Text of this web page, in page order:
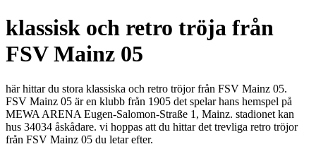
klassisk och retro tröja från
FSV Mainz 05
här hittar du stora klassiska och retro tröjor från FSV Mainz 05.
FSV Mainz 05 är en klubb från 1905 det spelar hans hemspel på
MEWA ARENA Eugen-Salomon-Straße 1, Mainz. stadionet kan
hus 34034 åskådare. vi hoppas att du hittar det trevliga retro tröjor
från FSV Mainz 05 du letar efter.